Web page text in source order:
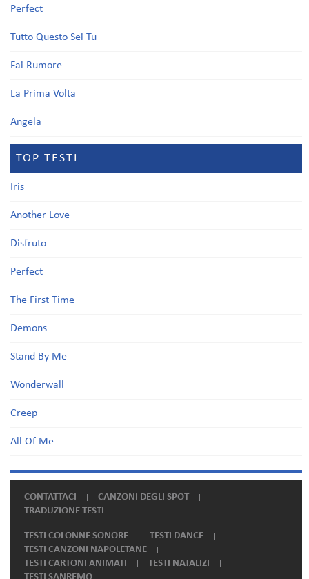
Perfect
Tutto Questo Sei Tu
Fai Rumore
La Prima Volta
Angela
TOP TESTI
Iris
Another Love
Disfruto
Perfect
The First Time
Demons
Stand By Me
Wonderwall
Creep
All Of Me
CONTATTACI
CANZONI DEGLI SPOT
TRADUZIONE TESTI
TESTI COLONNE SONORE
TESTI DANCE
TESTI CANZONI NAPOLETANE
TESTI CARTONI ANIMATI
TESTI NATALIZI